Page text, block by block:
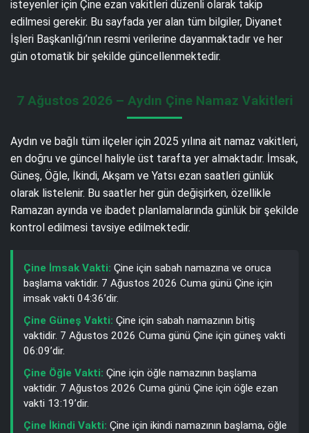
isteyenler için Çine ezan vakitleri düzenli olarak takip
edilmesi gerekir. Bu sayfada yer alan tüm bilgiler, Diyanet
İşleri Başkanlığı’nın resmi verilerine dayanmaktadır ve her
gün otomatik bir şekilde güncellenmektedir.
7 Ağustos 2026 – Aydın Çine Namaz Vakitleri
Aydın ve bağlı tüm ilçeler için 2025 yılına ait namaz vakitleri,
en doğru ve güncel haliyle üst tarafta yer almaktadır. İmsak,
Güneş, Öğle, İkindi, Akşam ve Yatsı ezan saatleri günlük
olarak listelenir. Bu saatler her gün değişirken, özellikle
Ramazan ayında ve ibadet planlamalarında günlük bir şekilde
kontrol edilmesi tavsiye edilmektedir.
Çine İmsak Vakti: Çine için sabah namazına ve oruca
başlama vaktidir. 7 Ağustos 2026 Cuma günü Çine için
imsak vakti 04:36’dir.
Çine Güneş Vakti: Çine için sabah namazının bitiş
vaktidir. 7 Ağustos 2026 Cuma günü Çine için güneş vakti
06:09’dir.
Çine Öğle Vakti: Çine için öğle namazının başlama
vaktidir. 7 Ağustos 2026 Cuma günü Çine için öğle ezan
vakti 13:19’dir.
Çine İkindi Vakti: Çine için ikindi namazının başlama, öğle